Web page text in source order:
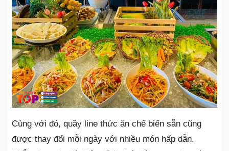
Cùng với đó, quầy line thức ăn chế biến sẵn cũng
được thay đổi mỗi ngày với nhiều món hấp dẫn.